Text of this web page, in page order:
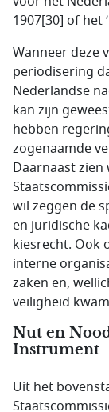
1907[30] of het
Wanneer deze
periodisering
Nederlandse
kan zijn
hebben
zogenaamde
Daarnaast zien
wil zeggen de
en juridische
kiesrecht. Ook
interne
zaken en,
veiligheid
Nut en
Instrument
Uit het